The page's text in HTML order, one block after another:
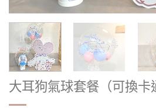
大耳狗氣球套餐（可換卡